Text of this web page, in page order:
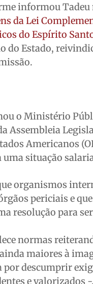
informou Tadeu
da Lei
do Espírito
do Estado,
o Ministério
Assembleia
Americanos
uma situação
organismos
periciais e
resolução para
normas
maiores à
descumprir
e valorizados